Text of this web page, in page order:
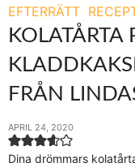
EFTERRÄTT
KOLATÅRTA
FRÅN
APRIL 24, 2020
Dina drömmars